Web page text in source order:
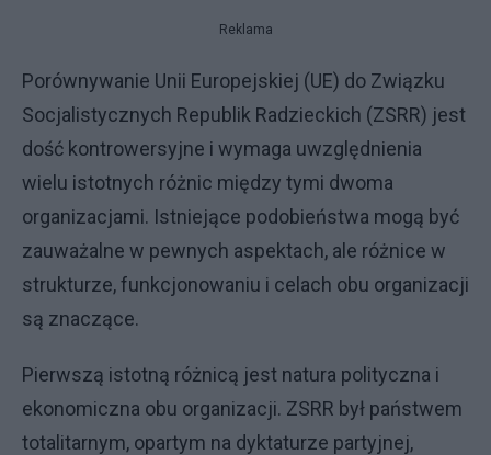
Reklama
Porównywanie Unii Europejskiej (UE) do Związku
Socjalistycznych Republik Radzieckich (ZSRR) jest
dość kontrowersyjne i wymaga uwzględnienia
wielu istotnych różnic między tymi dwoma
organizacjami. Istniejące podobieństwa mogą być
zauważalne w pewnych aspektach, ale różnice w
strukturze, funkcjonowaniu i celach obu organizacji
są znaczące.
Pierwszą istotną różnicą jest natura polityczna i
ekonomiczna obu organizacji. ZSRR był państwem
totalitarnym, opartym na dyktaturze partyjnej,